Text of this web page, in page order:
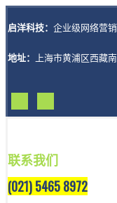
启洋科技： 企业级网络营
地址： 上海市黄浦区西藏
联系我们
(021) 5465 8972